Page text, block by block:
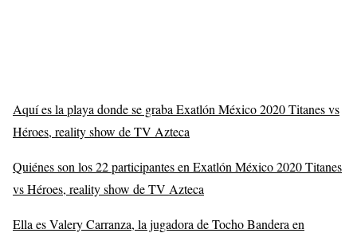
Aquí es la playa donde se graba Exatlón México 2020 Titanes vs
Héroes, reality show de TV Azteca
Quiénes son los 22 participantes en Exatlón México 2020 Titanes
vs Héroes, reality show de TV Azteca
Ella es Valery Carranza, la jugadora de Tocho Bandera en